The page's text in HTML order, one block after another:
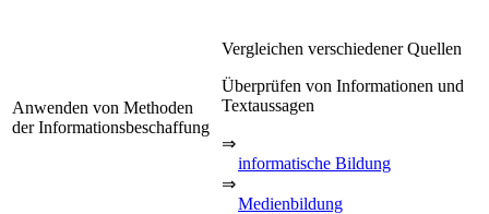
Anwenden von Methoden
der Informationsbeschaffung
Vergleichen verschiedener Quellen
Überprüfen von Informationen und
Textaussagen
⇒
informatische Bildung
⇒
Medienbildung